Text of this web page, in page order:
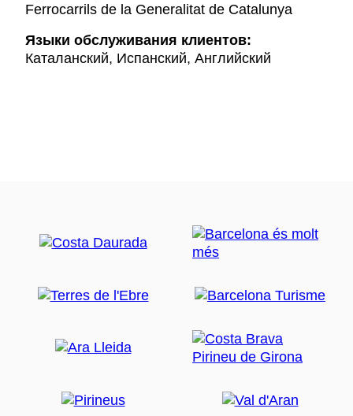
Ferrocarrils de la Generalitat de Catalunya
Языки обслуживания клиентов:
Каталанский, Испанский, Английский